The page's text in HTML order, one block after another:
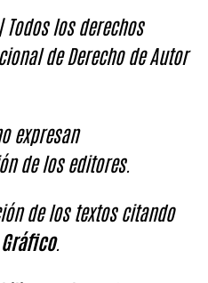
los derechos
de Derecho de Autor
expresan
de los editores.
de los textos citando
.